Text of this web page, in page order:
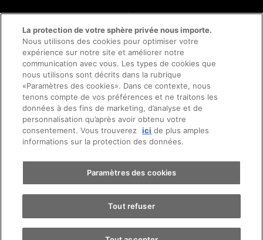
Prendre rendez-vous
Essai sur route
Trouver une voiture
© 2026 AMAG Automobiles et Moteurs SA
Protection des données Mentions légales
Conseil en ligne mentions légales
Directive cookies Impressum
La protection de votre sphère privée nous importe.
Nous utilisons des cookies pour optimiser votre
expérience sur notre site et améliorer notre
communication avec vous. Les types de cookies que
nous utilisons sont décrits dans la rubrique
«Paramètres des cookies». Dans ce contexte, nous
tenons compte de vos préférences et ne traitons les
données à des fins de marketing, d’analyse et de
personnalisation qu’après avoir obtenu votre
consentement. Vous trouverez ici de plus amples
informations sur la protection des données.
Paramètres des cookies
Tout refuser